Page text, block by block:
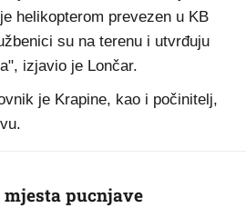
helikopterom prevezen u KB
su na terenu i utvrđuju
izjavio je Lončar.
je Krapine, kao i počinitelj,
pucnjave